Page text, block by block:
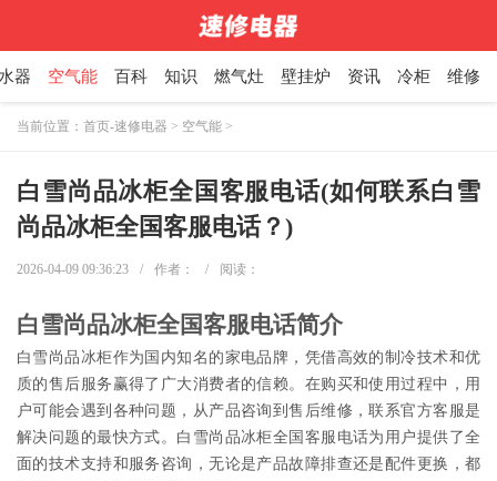
器 空气能 百科 知识 燃气灶 壁挂炉 资讯 冷柜 维修
当前位置： 首页-速修电器 > 空气能 >
白雪尚品冰柜全国客服电话(如何联系白雪
尚品冰柜全国客服电话？)
2026-04-09 09:36:23 / 作者： / 阅读：
白雪尚品冰柜全国客服电话简介
白雪尚品冰柜作为国内知名的家电品牌，凭借高效的制冷技术和优
质的售后服务赢得了广大消费者的信赖。在购买和使用过程中，用
户可能会遇到各种问题，从产品咨询到售后维修，联系官方客服是
解决问题的最快方式。白雪尚品冰柜全国客服电话为用户提供了全
面的技术支持和服务咨询，无论是产品故障排查还是配件更换，都